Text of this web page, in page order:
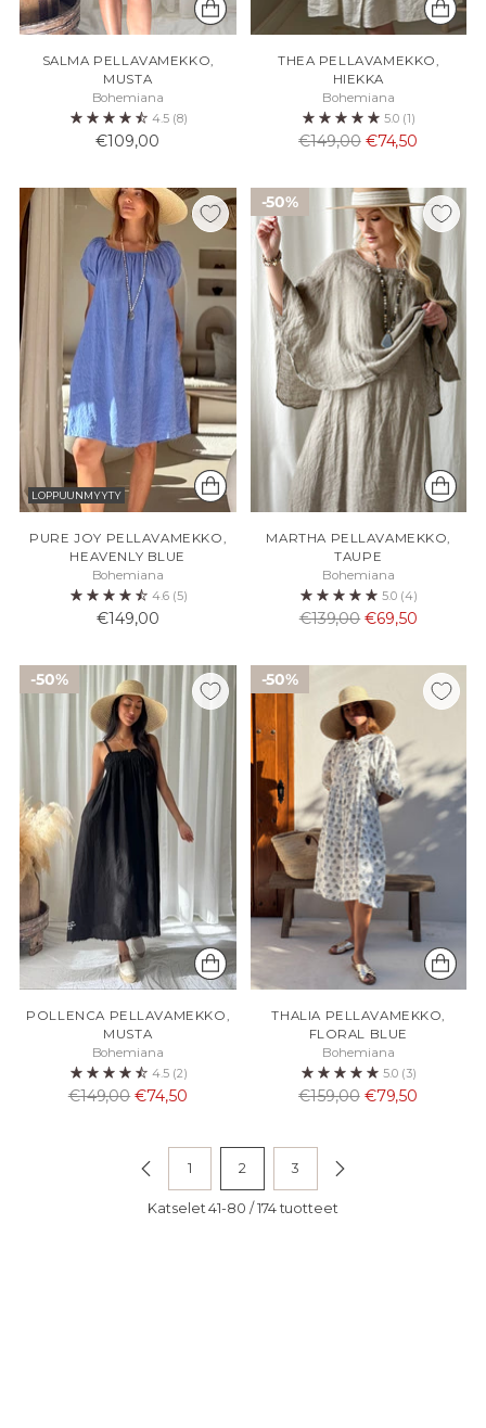
SALMA PELLAVAMEKKO,
MUSTA
Bohemiana
4.5 (8)
€109,00
THEA PELLAVAMEKKO,
HIEKKA
Bohemiana
5.0 (1)
Normaali
€149,00 €74,50
LOPPUUNMYYTY
PURE JOY PELLAVAMEKKO,
HEAVENLY BLUE
Bohemiana
4.6 (5)
€149,00
50%
MARTHA PELLAVAMEKKO,
TAUPE
Bohemiana
5.0 (4)
Normaali
€139,00 €69,50
50%
POLLENCA PELLAVAMEKKO,
MUSTA
Bohemiana
4.5 (2)
Normaali
€149,00 €74,50
50%
THALIA PELLAVAMEKKO,
FLORAL BLUE
Bohemiana
5.0 (3)
Normaali
€159,00 €79,50
1 2 3
Katselet 41-80 / 174 tuotteet